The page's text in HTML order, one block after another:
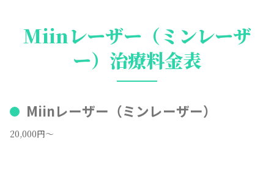
Miinレーザー（ミンレーザ
ー）治療料金表
Miinレーザー（ミンレーザー）
20,000円～